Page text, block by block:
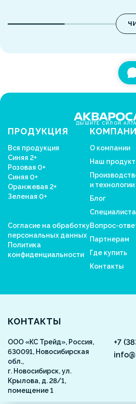
ДЫШИТЕ СИЛОЙ
ПРОДУКЦИЯ
Вся продукция
Синяя 2+
Розовая 0+
Синяя 0+
Оранжевая 2+
Зеленая 0+
Согласие на обработку
персональных данных
Политика
конфиденциальности
О компании
Наш продукт
и технологии
Блог
Вопрос-
Партнерам
Где купить
Контакты
Aquarosa
КОНТАКТЫ
ООО «КС Трейд», Россия,
630091, Новосибирская
обл.,
г. Новосибирск, ул.
Крылова, д. 28/1,
помещение 1
+7